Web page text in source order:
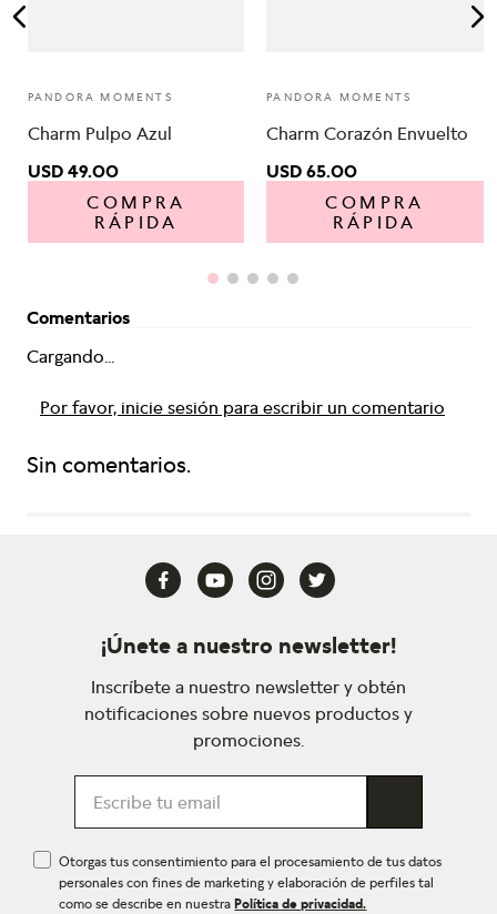
PANDORA MOMENTS
Charm Pulpo Azul
USD 49.00
COMPRA
RÁPIDA
PANDORA MOMENTS
Charm Corazón Envuelto
USD 65.00
COMPRA
RÁPIDA
Comentarios
Cargando...
Por favor, inicie sesión para escribir un comentario
Sin comentarios.
¡Únete a nuestro newsletter!
Inscríbete a nuestro newsletter y obtén
notificaciones sobre nuevos productos y
promociones.
Otorgas tus consentimiento para el procesamiento de tus datos
personales con fines de marketing y elaboración de perfiles tal
como se describe en nuestraPolítica de privacidad.